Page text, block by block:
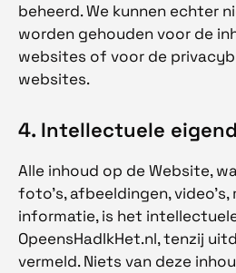
beheerd. We kunnen echter
worden gehouden voor de
websites of voor de
websites.
4. Intellectuele
Alle inhoud op de Website,
foto's, afbeeldingen, video's,
informatie, is het
OpeensHadIkHet.nl, tenzij
vermeld. Niets van deze